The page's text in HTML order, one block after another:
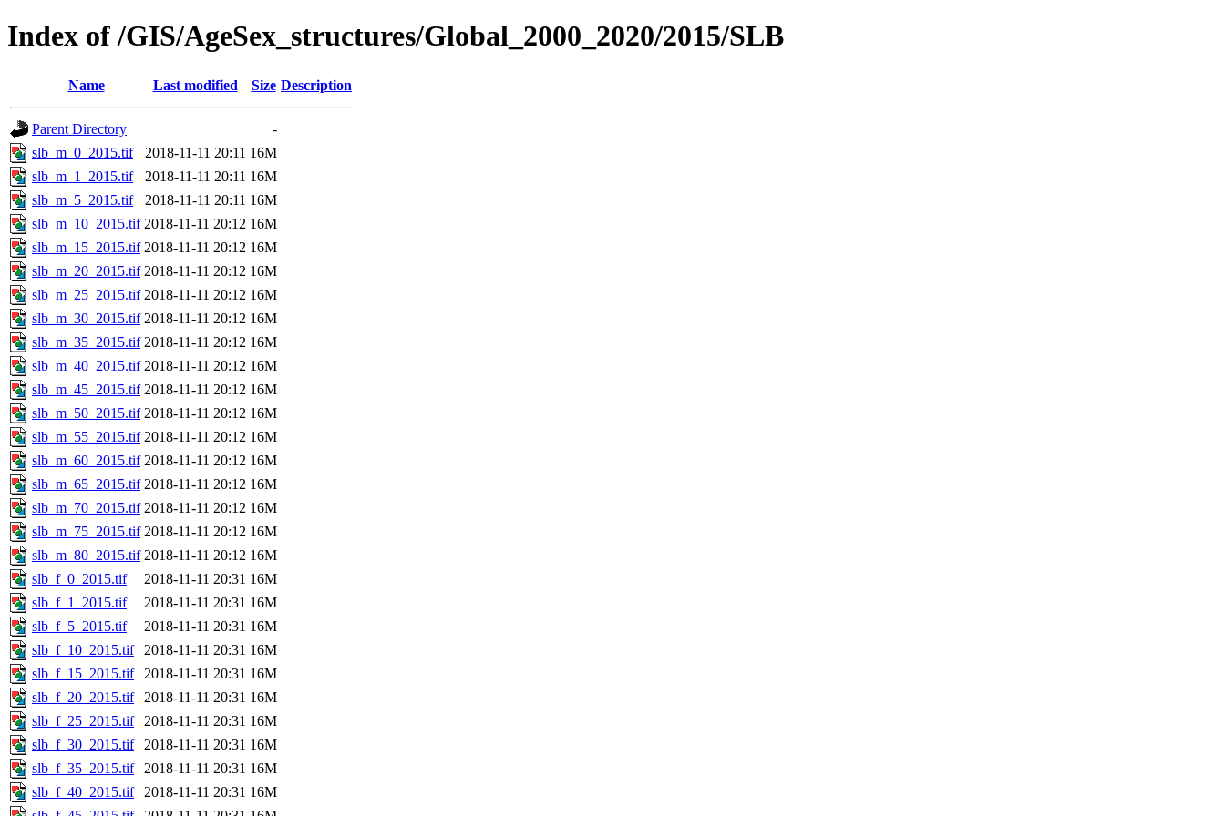
Index of /GIS/AgeSex_structures/Global_2000_2020/2015/SLB
Name Last modified Size Description
Parent Directory
-
slb_m_0_2015.tif
2018-11-11 20:11 16M
slb_m_1_2015.tif
2018-11-11 20:11 16M
slb_m_5_2015.tif
2018-11-11 20:11 16M
slb_m_10_2015.tif 2018-11-11 20:12 16M
slb_m_15_2015.tif 2018-11-11 20:12 16M
slb_m_20_2015.tif 2018-11-11 20:12 16M
slb_m_25_2015.tif 2018-11-11 20:12 16M
slb_m_30_2015.tif 2018-11-11 20:12 16M
slb_m_35_2015.tif 2018-11-11 20:12 16M
slb_m_40_2015.tif 2018-11-11 20:12 16M
slb_m_45_2015.tif 2018-11-11 20:12 16M
slb_m_50_2015.tif 2018-11-11 20:12 16M
slb_m_55_2015.tif 2018-11-11 20:12 16M
slb_m_60_2015.tif 2018-11-11 20:12 16M
slb_m_65_2015.tif 2018-11-11 20:12 16M
slb_m_70_2015.tif 2018-11-11 20:12 16M
slb_m_75_2015.tif 2018-11-11 20:12 16M
slb_m_80_2015.tif 2018-11-11 20:12 16M
slb_f_0_2015.tif
2018-11-11 20:31 16M
slb_f_1_2015.tif
2018-11-11 20:31 16M
slb_f_5_2015.tif
2018-11-11 20:31 16M
slb_f_10_2015.tif
2018-11-11 20:31 16M
slb_f_15_2015.tif
2018-11-11 20:31 16M
slb_f_20_2015.tif
2018-11-11 20:31 16M
slb_f_25_2015.tif
2018-11-11 20:31 16M
slb_f_30_2015.tif
2018-11-11 20:31 16M
slb_f_35_2015.tif
2018-11-11 20:31 16M
slb_f_40_2015.tif
2018-11-11 20:31 16M